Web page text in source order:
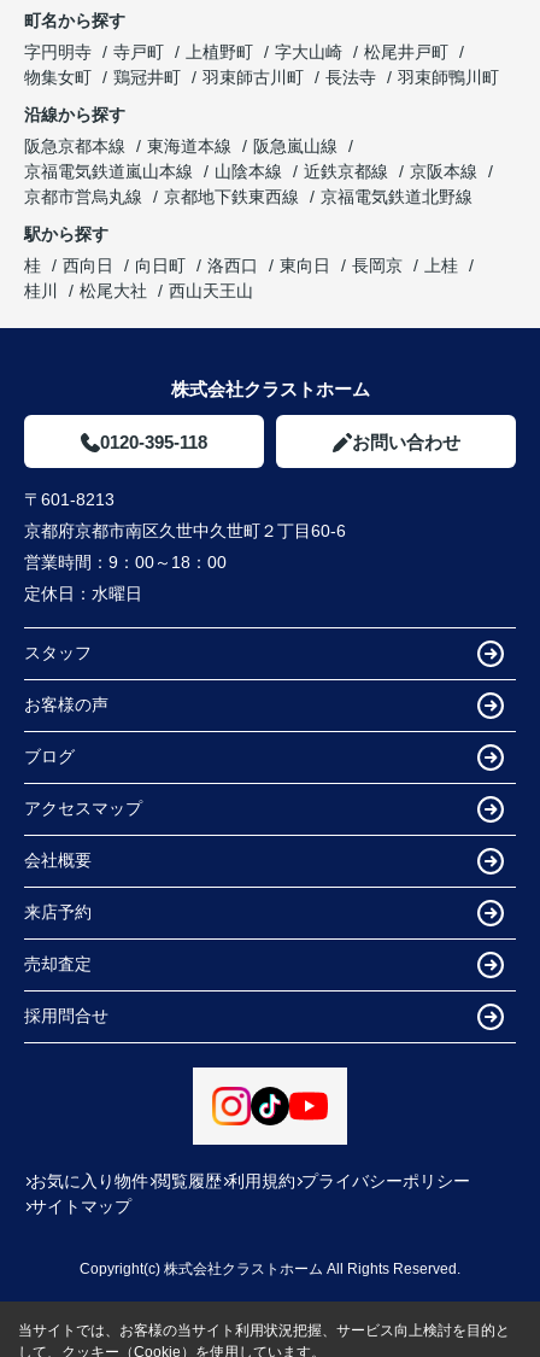
町名から探す
字円明寺
寺戸町 上植野町 字大山崎
松尾井戸町
物集女町
鶏冠井町 羽束師古川町 長法寺
羽束師鴨川町
沿線から探す
阪急京都本線
東海道本線
阪急嵐山線
京福電気鉄道嵐山本線
山陰本線 近鉄京都線
京阪本線
京都市営烏丸線
京都地下鉄東西線
京福電気鉄道北野線
駅から探す
桂
西向日 向日町 洛西口 東向日 長岡京
上桂
桂川
松尾大社 西山天王山
株式会社クラストホーム
0120-395-118 お問い合わせ
〒601-8213
京都府京都市南区久世中久世町２丁目60-6
営業時間： 9：00～18：00
定休日： 水曜日
スタッフ
お客様の声
ブログ
アクセスマップ
会社概要
来店予約
売却査定
採用問合せ
お気に入り物件 閲覧履歴 利用規約 プライバシーポリシー
サイトマップ
Copyright(c) 株式会社クラストホーム All Rights Reserved.
当サイトでは、お客様の当サイト利用状況把握、サービス向上検討を目的と
して、クッキー（Cookie）を使用しています。